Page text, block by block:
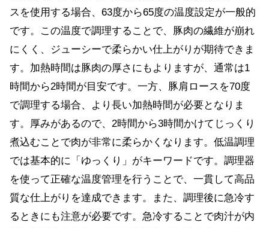
スを使用する場合、63度から65度の温度設定が一般的
です。この温度で調理することで、豚肉の繊維が崩れ
にくく、ジューシーで柔らかい仕上がりが期待できま
す。加熱時間は豚肉の厚さにもよりますが、通常は1
時間から2時間が目安です。一方、豚肩ロースを70度
で調理する場合、より長い加熱時間が必要となりま
す。厚みがあるので、2時間から3時間かけてじっくり
煮込むことで肉が非常に柔らかくなります。低温調理
では基本的に「ゆっくり」がキーワードです。調理器
を使って正確な温度管理を行うことで、一貫して高品
質な仕上がりを達成できます。また、調理後に急冷す
るときにも注意が必要です。急冷することで肉汁が内